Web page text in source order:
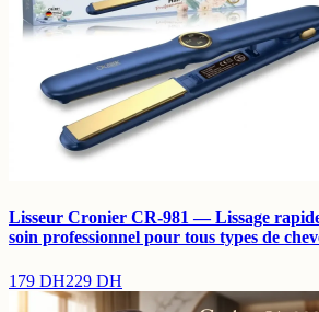
Lisseur Cronier CR-981 — Lissage
soin professionnel pour tous types de
179 DH229 DH